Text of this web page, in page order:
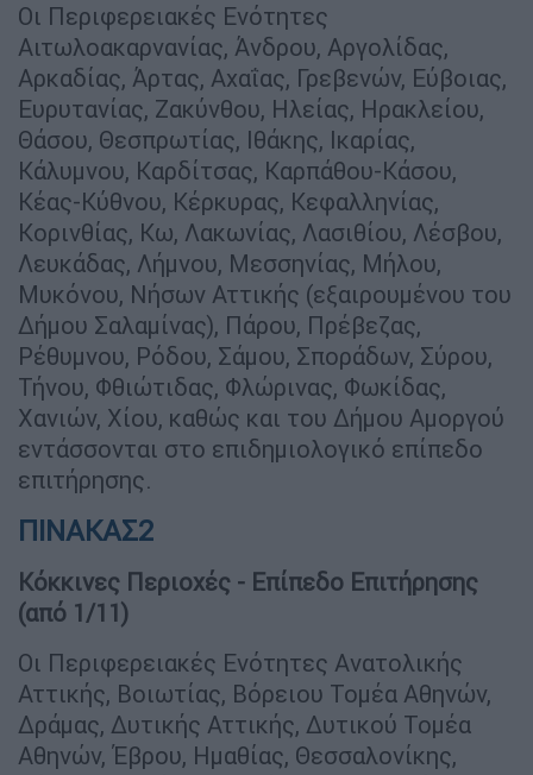
Oι Περιφερειακές Ενότητες
Αιτωλοακαρνανίας, Άνδρου, Αργολίδας,
Αρκαδίας, Άρτας, Αχαΐας, Γρεβενών, Εύβοιας,
Ευρυτανίας, Ζακύνθου, Ηλείας, Ηρακλείου,
Θάσου, Θεσπρωτίας, Ιθάκης, Ικαρίας,
Κάλυμνου, Καρδίτσας, Καρπάθου-Κάσου,
Κέας-Κύθνου, Κέρκυρας, Κεφαλληνίας,
Κορινθίας, Κω, Λακωνίας, Λασιθίου, Λέσβου,
Λευκάδας, Λήμνου, Μεσσηνίας, Μήλου,
Μυκόνου, Νήσων Αττικής (εξαιρουμένου του
Δήμου Σαλαμίνας), Πάρου, Πρέβεζας,
Ρέθυμνου, Ρόδου, Σάμου, Σποράδων, Σύρου,
Τήνου, Φθιώτιδας, Φλώρινας, Φωκίδας,
Χανιών, Χίου, καθώς και του Δήμου Αμοργού
εντάσσονται στο επιδημιολογικό επίπεδο
επιτήρησης.
ΠΙΝΑΚΑΣ2
Κόκκινες Περιοχές - Επίπεδο Επιτήρησης
(από 1/11)
Οι Περιφερειακές Ενότητες Ανατολικής
Αττικής, Βοιωτίας, Βόρειου Τομέα Αθηνών,
Δράμας, Δυτικής Αττικής, Δυτικού Τομέα
Αθηνών, Έβρου, Ημαθίας, Θεσσαλονίκης,